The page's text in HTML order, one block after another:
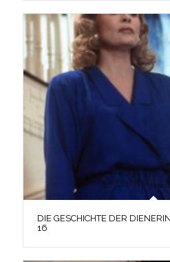
DIE GESCHICHTE DER
16